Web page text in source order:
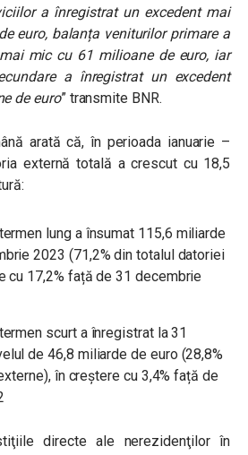
a înregistrat un excedent mai
euro, balanța veniturilor primare a
mic cu 61 milioane de euro, iar
a înregistrat un excedent
de euro” transmite BNR.
arată că, în perioada ianuarie –
externă totală a crescut cu 18,5
lung a însumat 115,6 miliarde
2023 (71,2% din totalul datoriei
cu 17,2% față de 31 decembrie
scurt a înregistrat la 31
de 46,8 miliarde de euro (28,8%
în creștere cu 3,4% față de
directe ale nerezidenţilor în